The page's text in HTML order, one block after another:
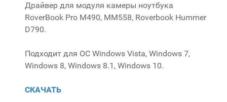
Драйвер для модуля камеры ноутбука
RoverBook Pro M490, ММ558, Roverbook Hummer
D790.
Подходит для ОС Windows Vista, Windows 7,
Windows 8, Windows 8.1, Windows 10.
СКАЧАТЬ